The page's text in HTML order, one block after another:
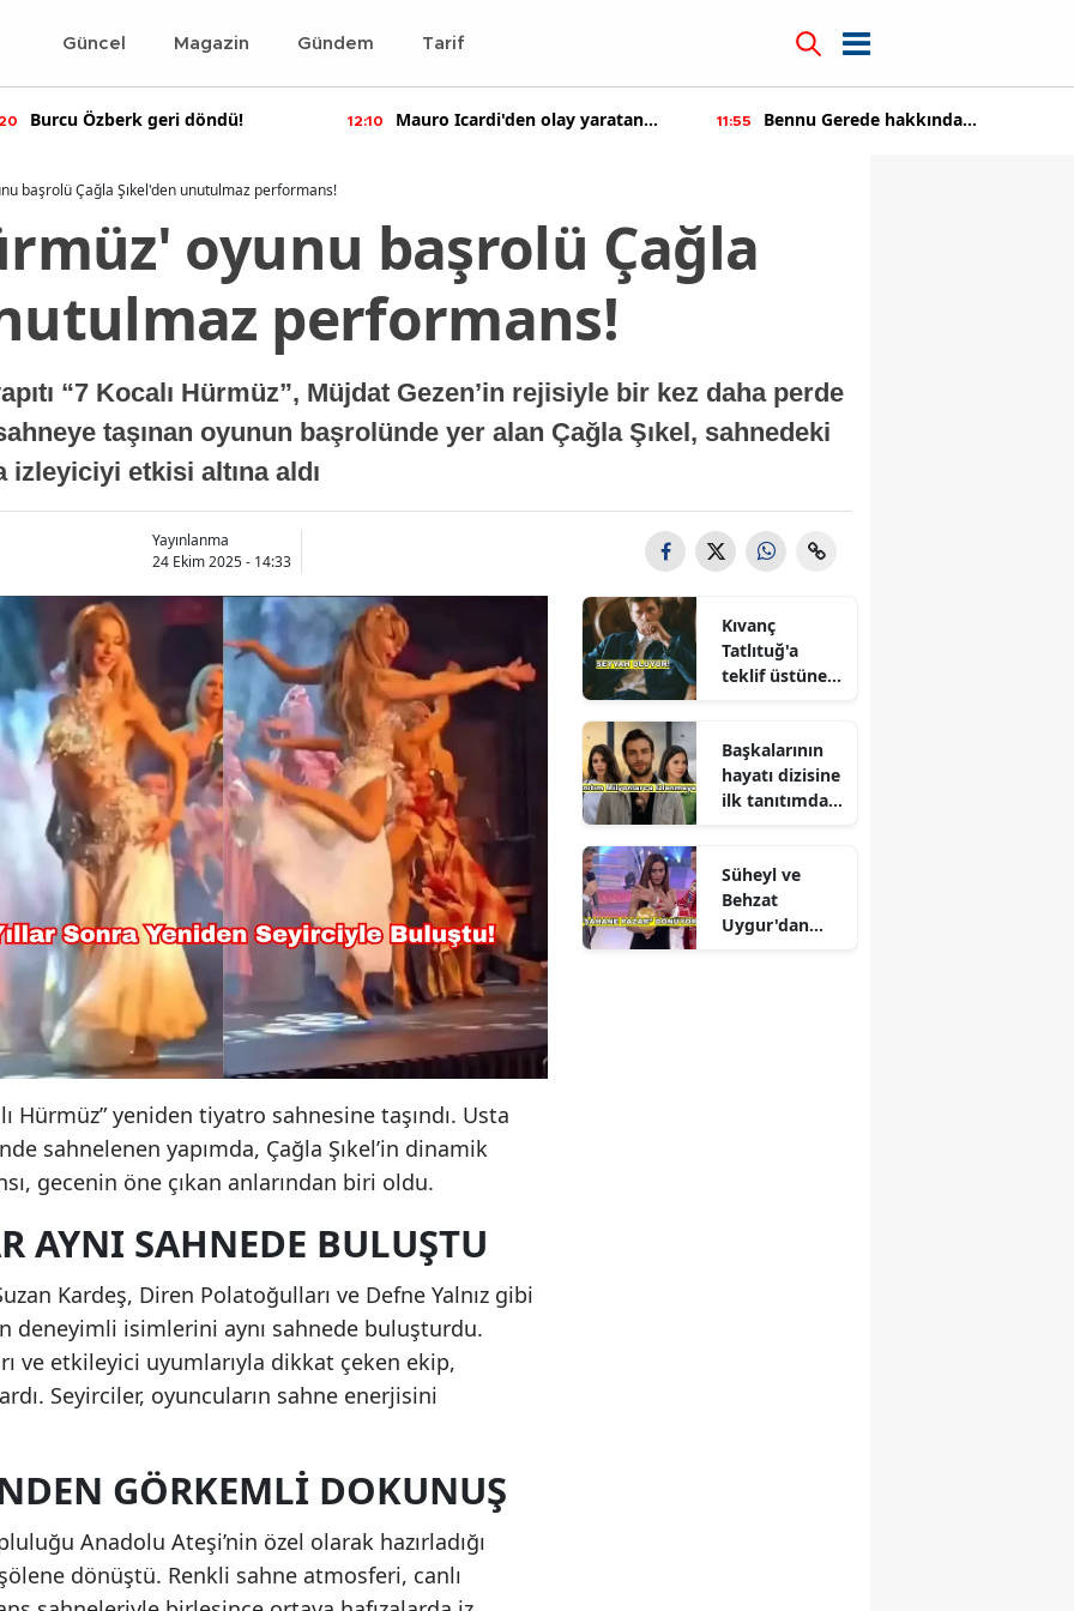
Güncel Magazin Gündem Tarif
Burcu Özberk geri döndü! 12:10
Mauro Icardi'den olay yaratan
11:55
Bennu Gerede hakkında
başrolü Çağla Şıkel'den unutulmaz performans!
oyunu başrolü Çağla
performans!
“7 Kocalı Hürmüz”, Müjdat Gezen’in rejisiyle bir kez daha perde
taşınan oyunun başrolünde yer alan Çağla Şıkel, sahnedeki
etkisi altına aldı
Yayınlanma
24 Ekim 2025 - 14:33
Hürmüz” yeniden tiyatro sahnesine taşındı. Usta
sahnelenen yapımda, Çağla Şıkel’in dinamik
gecenin öne çıkan anlarından biri oldu.
AYNI SAHNEDE BULUŞTU
Kardeş, Diren Polatoğulları ve Defne Yalnız gibi
deneyimli isimlerini aynı sahnede buluşturdu.
ve etkileyici uyumlarıyla dikkat çeken ekip,
Seyirciler, oyuncuların sahne enerjisini
GÖRKEMLI DOKUNUŞ
Anadolu Ateşi’nin özel olarak hazırladığı
dönüştü. Renkli sahne atmosferi, canlı
Kıvanç
Tatlıtuğ'a
teklif üstüne
Başkalarının
hayatı dizisine
ilk tanıtımdan
Süheyl ve
Behzat
Uygur'dan